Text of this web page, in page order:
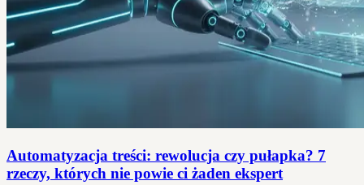
Automatyzacja treści: rewolucja czy pułapka? 7
rzeczy, których nie powie ci żaden ekspert